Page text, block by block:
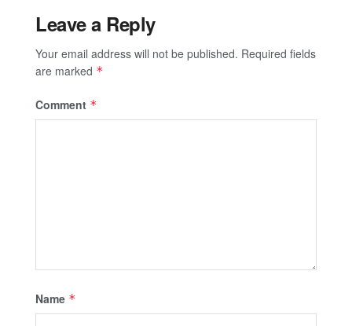
Leave a Reply
Your email address will not be published. Required fields
are marked *
Comment *
Name *